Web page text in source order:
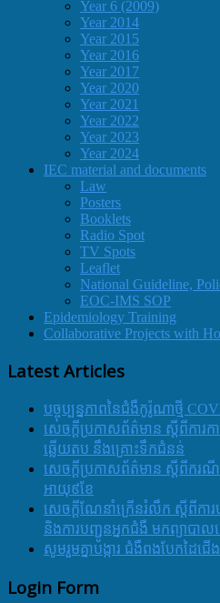
Year 6 (2009)
Year 2014
Year 2015
Year 2016
Year 2017
Year 2020
Year 2021
Year 2022
Year 2023
Year 2024
IEC material and documents
Law
Posters
Booklets
Radio Spot
TV Spots
Leaflet
National Guideline,
EOC-IMS SOP
Epidemiology Training
Collaborative Projects with
Latest Articles
បច្ចុប្បន្នភាពនៃជំងឺកូរ៉ូណាថ្មី
សេចក្តីប្រកាសព័ត៌មាន ស្តីពីការក
ឆ្លើយតប នឹងគ្រោះទឹកជំនន់
សេចក្តីប្រកាសព័ត៌មាន ស្តីពីករ
អាយុ៩ខែ
សេចក្ដីណែនាំក្រើនរំលឹក ស្ដីពីការ
និងការបញ្ជូនអ្នកជំងឺ មកព្យាបាល
សូមរួមគ្នាបង្ការ ជំងឺពងបែកដៃជើង
Login Form